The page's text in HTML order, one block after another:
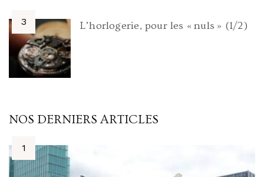
L’horlogerie, pour les « nuls » (1/2)
NOS DERNIERS ARTICLES